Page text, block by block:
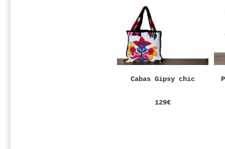
Cabas Gipsy chic
129€